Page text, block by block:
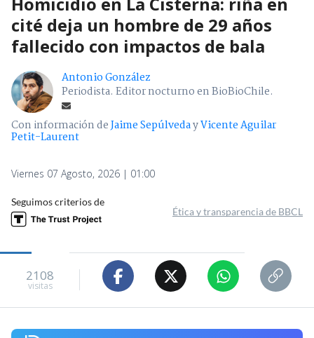
cité deja un hombre de 29 años
fallecido con impactos de bala
Antonio González
Periodista. Editor nocturno en BioBioChile.
Con información deJaime SepúlvedayVicente Aguilar
Petit-Laurent
Viernes 07 Agosto, 2026 | 01:00
Seguimos criterios de
Ética y transparencia de BBCL
2108
visitas